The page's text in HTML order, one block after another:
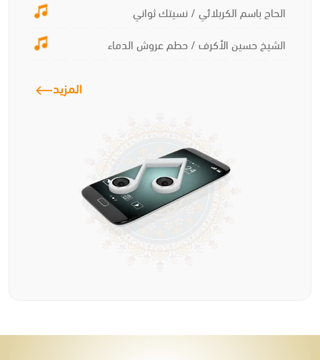
الحاج باسم الكربلائي / نسيتك ثواني
الشيخ حسين الأكرف / حطم عروش الدماء
المزيد